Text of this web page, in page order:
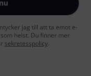
jag till att ta emot e-
helst. Du finner mer
sekretesspolicy.